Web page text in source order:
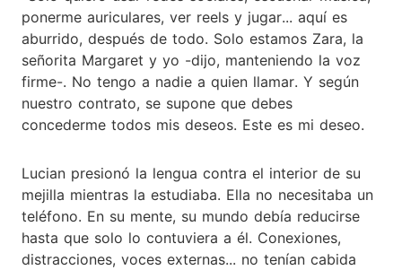
ponerme auriculares, ver reels y jugar... aquí es
aburrido, después de todo. Solo estamos Zara, la
señorita Margaret y yo -dijo, manteniendo la voz
firme-. No tengo a nadie a quien llamar. Y según
nuestro contrato, se supone que debes
concederme todos mis deseos. Este es mi deseo.
Lucian presionó la lengua contra el interior de su
mejilla mientras la estudiaba. Ella no necesitaba un
teléfono. En su mente, su mundo debía reducirse
hasta que solo lo contuviera a él. Conexiones,
distracciones, voces externas... no tenían cabida